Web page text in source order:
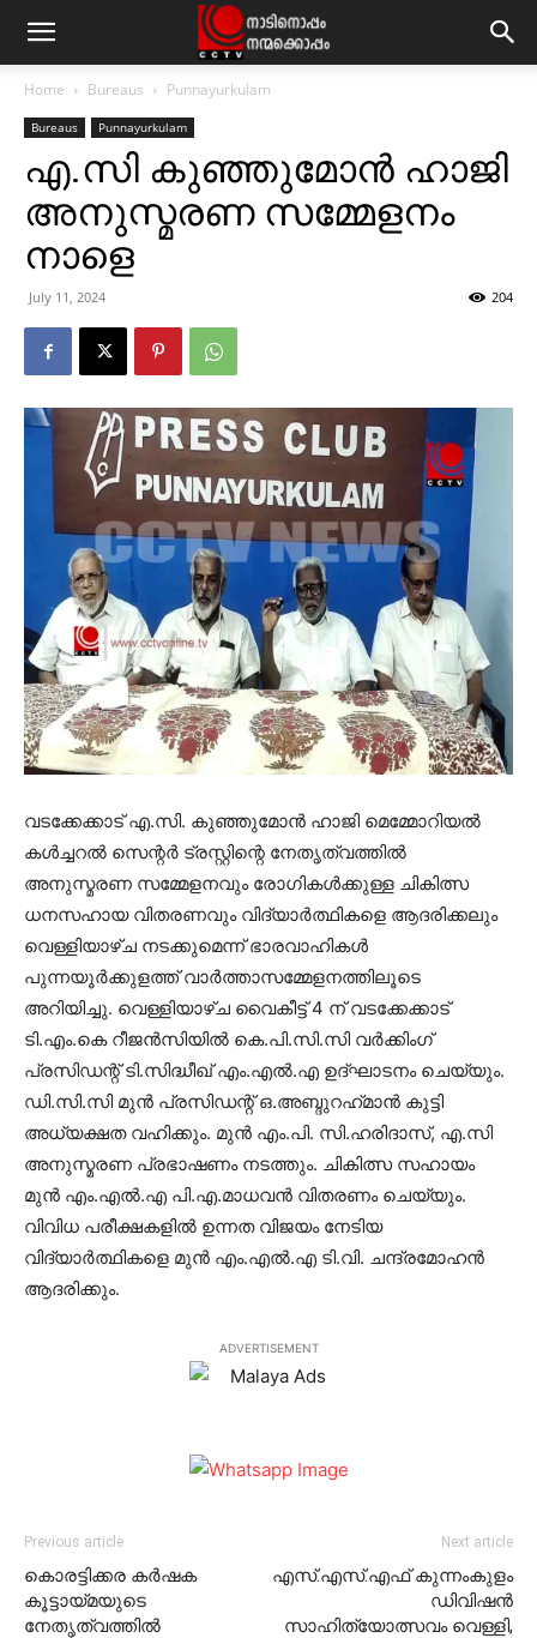
Home Bureaus Punnayurkulam
Bureaus Punnayurkulam
എ.സി കുഞ്ഞുമോന്‍ ഹാജി
അനുസ്മരണ സമ്മേളനം
നാളെ
July 11, 2024 204
വടക്കേക്കാട് എ.സി. കുഞ്ഞുമോന്‍ ഹാജി മെമ്മോറിയല്‍
കള്‍ച്ചറല്‍ സെന്റര്‍ ട്രസ്റ്റിന്റെ നേതൃത്വത്തില്‍
അനുസ്മരണ സമ്മേളനവും രോഗികള്‍ക്കുള്ള ചികിത്സ
ധനസഹായ വിതരണവും വിദ്യാര്‍ത്ഥികളെ ആദരിക്കലും
വെള്ളിയാഴ്ച നടക്കുമെന്ന് ഭാരവാഹികള്‍
പുന്നയൂര്‍ക്കുളത്ത് വാര്‍ത്താസമ്മേളനത്തിലൂടെ
അറിയിച്ചു. വെള്ളിയാഴ്ച വൈകീട്ട് 4 ന് വടക്കേക്കാട്
ടി.എം.കെ റീജന്‍സിയില്‍ കെ.പി.സി.സി വര്‍ക്കിംഗ്
പ്രസിഡന്റ് ടി.സിദ്ധീഖ് എം.എല്‍.എ ഉദ്ഘാടനം ചെയ്യും.
ഡി.സി.സി മുന്‍ പ്രസിഡന്റ് ഒ.അബ്ദുറഹ്‌മാന്‍ കുട്ടി
അധ്യക്ഷത വഹിക്കും. മുന്‍ എം.പി. സി.ഹരിദാസ്, എ.സി
അനുസ്മരണ പ്രഭാഷണം നടത്തും. ചികിത്സ സഹായം
മുന്‍ എം.എല്‍.എ പി.എ.മാധവന്‍ വിതരണം ചെയ്യും.
വിവിധ പരീക്ഷകളില്‍ ഉന്നത വിജയം നേടിയ
വിദ്യാര്‍ത്ഥികളെ മുന്‍ എം.എല്‍.എ ടി.വി. ചന്ദ്രമോഹന്‍
ആദരിക്കും.
ADVERTISEMENT
Previous article
കൊരട്ടിക്കര കര്‍ഷക
കൂട്ടായ്മയുടെ
നേതൃത്വത്തില്‍
Next article
എസ്.എസ്.എഫ് കുന്നംകുളം
ഡിവിഷന്‍
സാഹിത്യോത്സവം വെള്ളി,